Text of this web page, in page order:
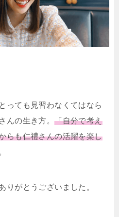
っても見習わなくてはなら
んの生き方。「自分で考え
らも仁禮さんの活躍を楽し
。
りがとうございました。